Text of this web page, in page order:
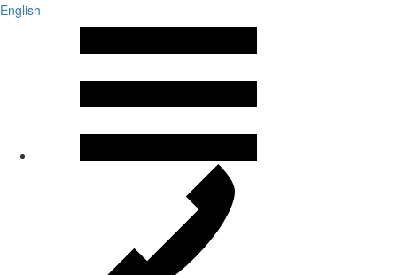
English